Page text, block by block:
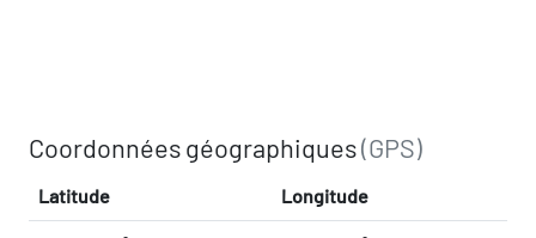
Coordonnées géographiques(GPS)
Latitude Longitude